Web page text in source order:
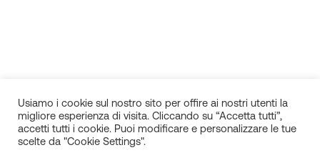
Usiamo i cookie sul nostro sito per offire ai nostri utenti la
migliore esperienza di visita. Cliccando su “Accetta tutti”,
accetti tutti i cookie. Puoi modificare e personalizzare le tue
scelte da "Cookie Settings".